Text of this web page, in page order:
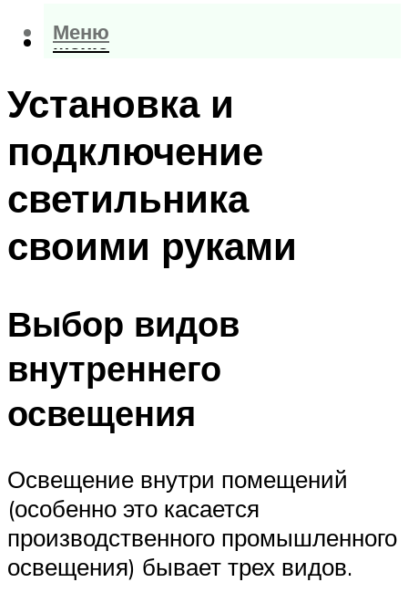
Меню
Меню
Установка и
подключение
светильника
своими руками
Выбор видов
внутреннего
освещения
Освещение внутри помещений
(особенно это касается
производственного промышленного
освещения) бывает трех видов.